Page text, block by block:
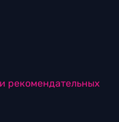
рекомендательных